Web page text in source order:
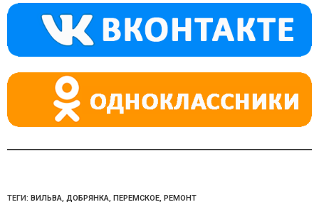
a
ss
ni
ki
m p
p
ТЕГИ: ВИЛЬВА, ДОБРЯНКА, ПЕРЕМСКОЕ, РЕМОНТ